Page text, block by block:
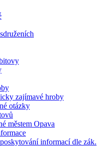
zajímavé hroby
otázky
městem Opava
informací dle zák.